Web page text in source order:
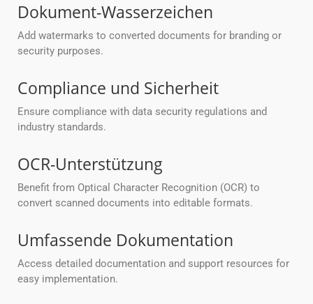
Dokument-Wasserzeichen
Add watermarks to converted documents for branding or
security purposes.
Compliance und Sicherheit
Ensure compliance with data security regulations and
industry standards.
OCR-Unterstützung
Benefit from Optical Character Recognition (OCR) to
convert scanned documents into editable formats.
Umfassende Dokumentation
Access detailed documentation and support resources for
easy implementation.